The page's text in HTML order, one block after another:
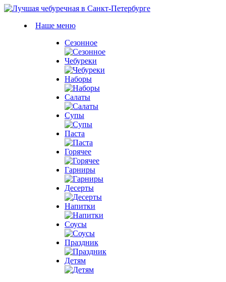
Наше меню
Сезонное
Чебуреки
Наборы
Салаты
Супы
Паста
Горячее
Гарниры
Десерты
Напитки
Соусы
Праздник
Детям